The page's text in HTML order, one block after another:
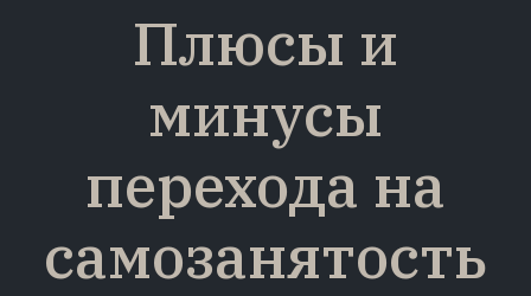
Плюсы и
минусы
перехода на
самозанятость